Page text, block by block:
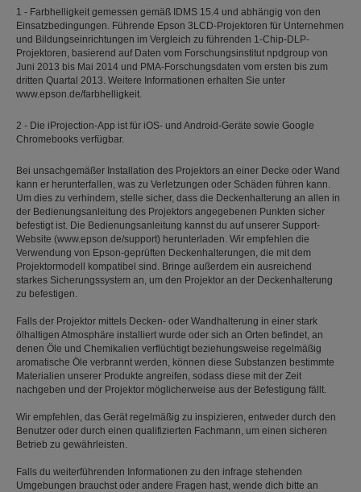
1 - Farbhelligkeit gemessen gemäß IDMS 15.4 und abhängig von den
Einsatzbedingungen. Führende Epson 3LCD-Projektoren für Unternehmen
und Bildungseinrichtungen im Vergleich zu führenden 1-Chip-DLP-
Projektoren, basierend auf Daten vom Forschungsinstitut npdgroup von
Juni 2013 bis Mai 2014 und PMA-Forschungsdaten vom ersten bis zum
dritten Quartal 2013. Weitere Informationen erhalten Sie unter
www.epson.de/farbhelligkeit.
2 - Die iProjection-App ist für iOS- und Android-Geräte sowie Google
Chromebooks verfügbar.
Bei unsachgemäßer Installation des Projektors an einer Decke oder Wand
kann er herunterfallen, was zu Verletzungen oder Schäden führen kann.
Um dies zu verhindern, stelle sicher, dass die Deckenhalterung an allen in
der Bedienungsanleitung des Projektors angegebenen Punkten sicher
befestigt ist. Die Bedienungsanleitung kannst du auf unserer Support-
Website (www.epson.de/support) herunterladen. Wir empfehlen die
Verwendung von Epson-geprüften Deckenhalterungen, die mit dem
Projektormodell kompatibel sind. Bringe außerdem ein ausreichend
starkes Sicherungssystem an, um den Projektor an der Deckenhalterung
zu befestigen.
Falls der Projektor mittels Decken- oder Wandhalterung in einer stark
ölhaltigen Atmosphäre installiert wurde oder sich an Orten befindet, an
denen Öle und Chemikalien verflüchtigt beziehungsweise regelmäßig
aromatische Öle verbrannt werden, können diese Substanzen bestimmte
Materialien unserer Produkte angreifen, sodass diese mit der Zeit
nachgeben und der Projektor möglicherweise aus der Befestigung fällt.
Wir empfehlen, das Gerät regelmäßig zu inspizieren, entweder durch den
Benutzer oder durch einen qualifizierten Fachmann, um einen sicheren
Betrieb zu gewährleisten.
Falls du weiterführenden Informationen zu den infrage stehenden
Umgebungen brauchst oder andere Fragen hast, wende dich bitte an